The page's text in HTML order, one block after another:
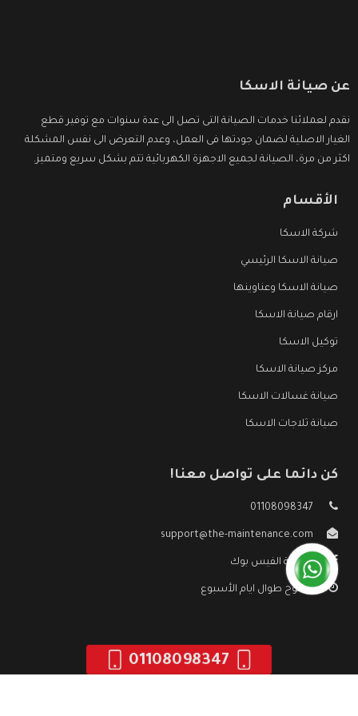
عن صيانة الاسكا
نقدم لعملائنا خدمات الصيانة التى تصل الى عدة سنوات مع توفير قطع
الغيار الاصلية لضمان جودتها فى العمل، وعدم التعرض الى نفس المشكلة
اكثر من مرة، الصيانة لجميع الاجهزة الكهربائية تتم بشكل سريع ومتميز.
الأقسام
شركة الاسكا
صيانة الاسكا الرئيسي
صيانة الاسكا وعناوينها
ارقام صيانة الاسكا
توكيل الاسكا
مركز صيانة الاسكا
صيانة غسالات الاسكا
صيانة ثلاجات الاسكا
كن دائما على تواصل معنا!
01108098347
support@the-maintenance.com
صفحة الفيس بوك
مفتوح طوال ايام الأسبوع
01108098347